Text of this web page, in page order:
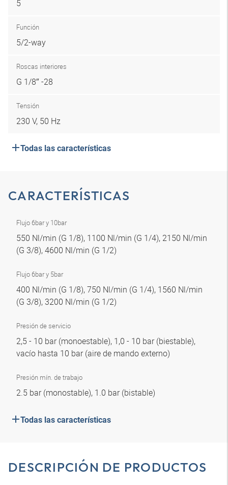
5
Función
5/2-way
Roscas interiores
G 1/8″ -28
Tensión
230 V, 50 Hz
Todas las características
CARACTERÍSTICAS
Flujo 6bar y 10bar
550 Nl/min (G 1/8), 1100 Nl/min (G 1/4), 2150 Nl/min
(G 3/8), 4600 Nl/min (G 1/2)
Flujo 6bar y 5bar
400 Nl/min (G 1/8), 750 Nl/min (G 1/4), 1560 Nl/min
(G 3/8), 3200 Nl/min (G 1/2)
Presión de servicio
2,5 - 10 bar (monoestable), 1,0 - 10 bar (biestable),
vacío hasta 10 bar (aire de mando externo)
Presión mín. de trabajo
2.5 bar (monostable), 1.0 bar (bistable)
Todas las características
DESCRIPCIÓN DE PRODUCTOS